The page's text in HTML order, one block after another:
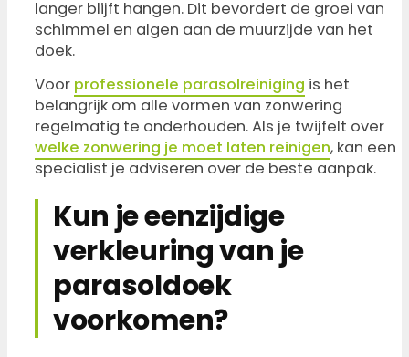
langer blijft hangen. Dit bevordert de groei van
schimmel en algen aan de muurzijde van het
doek.
Voor professionele parasolreiniging is het
belangrijk om alle vormen van zonwering
regelmatig te onderhouden. Als je twijfelt over
welke zonwering je moet laten reinigen, kan een
specialist je adviseren over de beste aanpak.
Kun je eenzijdige
verkleuring van je
parasoldoek
voorkomen?